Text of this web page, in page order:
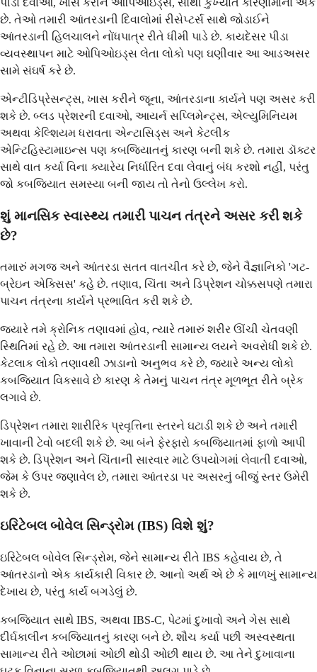
છે. તેઓ તમારી આંતરડાની દિવાલોમાં રીસેપ્ટર્સ સાથે જોડાઈને
આંતરડાની હિલચાલને નોંધપાત્ર રીતે ધીમી પાડે છે. કાયદેસર પીડા
વ્યવસ્થાપન માટે ઓપિઓઇડ્સ લેતા લોકો પણ ઘણીવાર આ આડઅસર
સામે સંઘર્ષ કરે છે.
એન્ટીડિપ્રેસન્ટ્સ, ખાસ કરીને જૂના, આંતરડાના કાર્યને પણ અસર કરી
શકે છે. બ્લડ પ્રેશરની દવાઓ, આયર્ન સપ્લિમેન્ટ્સ, એલ્યુમિનિયમ
અથવા કેલ્શિયમ ધરાવતા એન્ટાસિડ્સ અને કેટલીક
એન્ટિહિસ્ટામાઇન્સ પણ કબજિયાતનું કારણ બની શકે છે. તમારા ડૉક્ટર
સાથે વાત કર્યા વિના ક્યારેય નિર્ધારિત દવા લેવાનું બંધ કરશો નહીં, પરંતુ
જો કબજિયાત સમસ્યા બની જાય તો તેનો ઉલ્લેખ કરો.
શું માનસિક સ્વાસ્થ્ય તમારી પાચન તંત્રને અસર કરી શકે
છે?
તમારું મગજ અને આંતરડા સતત વાતચીત કરે છે, જેને વૈજ્ઞાનિકો 'ગટ-
બ્રેઇન એક્સિસ' કહે છે. તણાવ, ચિંતા અને ડિપ્રેશન ચોક્કસપણે તમારા
પાચન તંત્રના કાર્યને પ્રભાવિત કરી શકે છે.
જ્યારે તમે ક્રોનિક તણાવમાં હોવ, ત્યારે તમારું શરીર ઊંચી ચેતવણી
સ્થિતિમાં રહે છે. આ તમારા આંતરડાની સામાન્ય લયને અવરોધી શકે છે.
કેટલાક લોકો તણાવથી ઝાડાનો અનુભવ કરે છે, જ્યારે અન્ય લોકો
કબજિયાત વિકસાવે છે કારણ કે તેમનું પાચન તંત્ર મૂળભૂત રીતે બ્રેક
લગાવે છે.
ડિપ્રેશન તમારા શારીરિક પ્રવૃત્તિના સ્તરને ઘટાડી શકે છે અને તમારી
ખાવાની ટેવો બદલી શકે છે. આ બંને ફેરફારો કબજિયાતમાં ફાળો આપી
શકે છે. ડિપ્રેશન અને ચિંતાની સારવાર માટે ઉપયોગમાં લેવાતી દવાઓ,
જેમ કે ઉપર જણાવેલ છે, તમારા આંતરડા પર અસરનું બીજું સ્તર ઉમેરી
શકે છે.
ઇરિટેબલ બોવેલ સિન્ડ્રોમ (IBS) વિશે શું?
ઇરિટેબલ બોવેલ સિન્ડ્રોમ, જેને સામાન્ય રીતે IBS કહેવાય છે, તે
આંતરડાનો એક કાર્યકારી વિકાર છે. આનો અર્થ એ છે કે માળખું સામાન્ય
દેખાય છે, પરંતુ કાર્ય બગડેલું છે.
કબજિયાત સાથે IBS, અથવા IBS-C, પેટમાં દુખાવો અને ગેસ સાથે
દીર્ઘકાલીન કબજિયાતનું કારણ બને છે. શૌચ કર્યા પછી અસ્વસ્થતા
સામાન્ય રીતે ઓછામાં ઓછી થોડી ઓછી થાય છે. આ તેને દુખાવાના